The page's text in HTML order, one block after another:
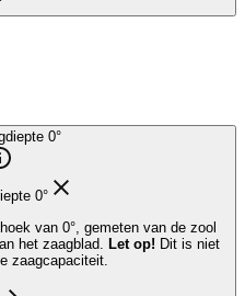
0°
0°
van 0°, gemeten van de zool
het zaagblad. Let op! Dit is niet
zaagcapaciteit.